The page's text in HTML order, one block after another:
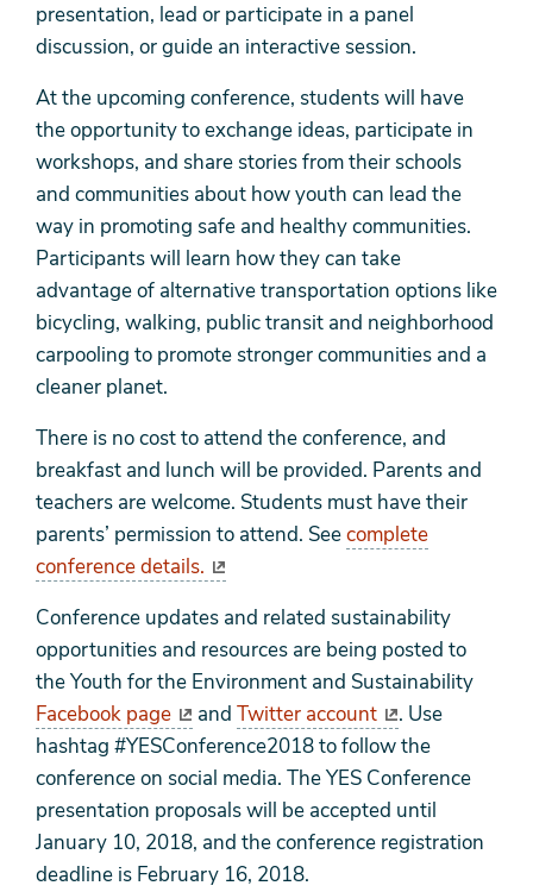
presentation, lead or participate in a panel
discussion, or guide an interactive session.
At the upcoming conference, students will have
the opportunity to exchange ideas, participate in
workshops, and share stories from their schools
and communities about how youth can lead the
way in promoting safe and healthy communities.
Participants will learn how they can take
advantage of alternative transportation options like
bicycling, walking, public transit and neighborhood
carpooling to promote stronger communities and a
cleaner planet.
There is no cost to attend the conference, and
breakfast and lunch will be provided. Parents and
teachers are welcome. Students must have their
parents’ permission to attend. Seecomplete
conference details.
Conference updates and related sustainability
opportunities and resources are being posted to
the Youth for the Environment and Sustainability
Facebook page
andTwitter account
. Use
hashtag #YESConference2018 to follow the
conference on social media. The YES Conference
presentation proposals will be accepted until
January 10, 2018, and the conference registration
deadline is February 16, 2018.